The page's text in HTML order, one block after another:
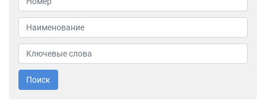
Поиск